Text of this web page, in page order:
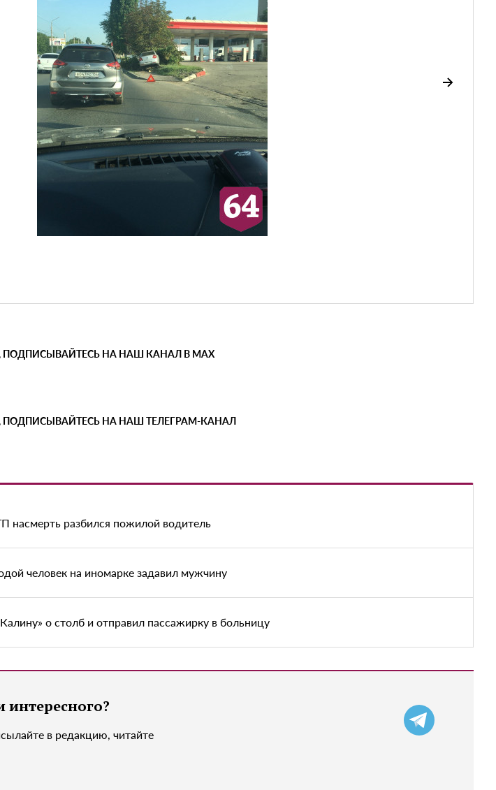
ПОДПИСЫВАЙТЕСЬ НА НАШ КАНАЛ В MAX
ПОДПИСЫВАЙТЕСЬ НА НАШ ТЕЛЕГРАМ-КАНАЛ
насмерть разбился пожилой водитель
человек на иномарке задавил мужчину
о столб и отправил пассажирку в больницу
интересного?
в редакцию, читайте